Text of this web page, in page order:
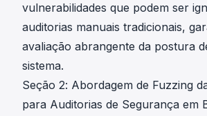
vulnerabilidades que podem ser
auditorias manuais tradicionais,
avaliação abrangente da postura
sistema.
Seção 2: Abordagem de Fuzzing
para Auditorias de Segurança em